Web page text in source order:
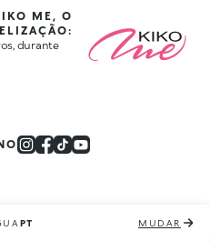
ME, O
durante
PT MUDAR